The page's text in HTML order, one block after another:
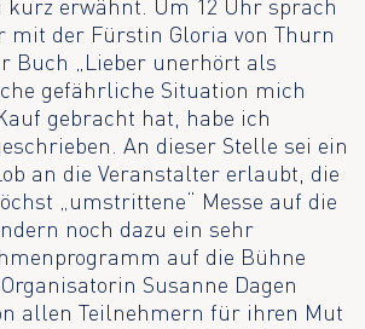
kurz erwähnt. Um 12 Uhr sprach
mit der Fürstin Gloria von Thurn
Buch „Lieber unerhört als
gefährliche Situation mich
gebracht hat, habe ich
An dieser Stelle sei ein
an die Veranstalter erlaubt, die
„umstrittene“ Messe auf die
noch dazu ein sehr
auf die Bühne
Susanne Dagen
allen Teilnehmern für ihren Mut